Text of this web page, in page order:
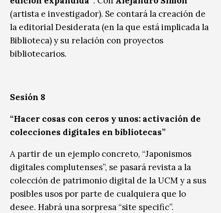
(artista e investigador). Se contará la creación de
la editorial Desiderata (en la que está implicada la
Biblioteca) y su relación con proyectos
bibliotecarios.
Sesión 8
“Hacer cosas con ceros y unos: activación de
colecciones digitales en bibliotecas”
A partir de un ejemplo concreto, “Japonismos
digitales complutenses”, se pasará revista a la
colección de patrimonio digital de la UCM y a sus
posibles usos por parte de cualquiera que lo
desee. Habrá una sorpresa “site specific”.